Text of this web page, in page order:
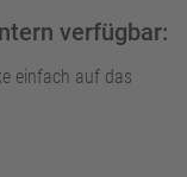
verfügbar:
einfach auf das